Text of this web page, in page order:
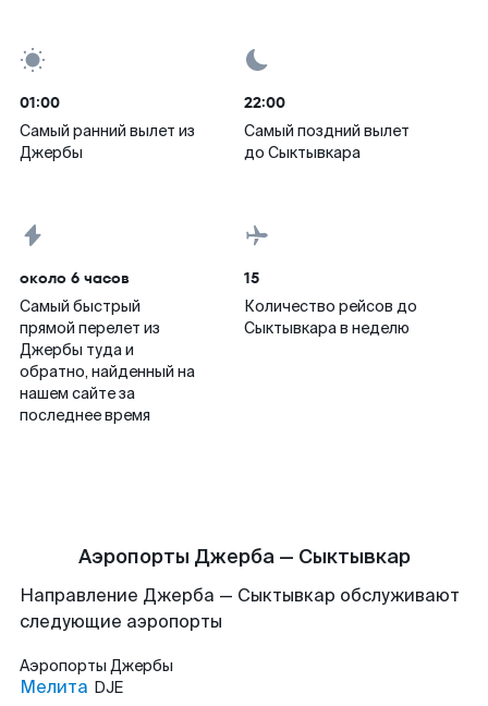
01:00
Самый ранний вылет из
Джербы
22:00
Самый поздний вылет
до Сыктывкара
около 6 часов
Самый быстрый
прямой перелет из
Джербы туда и
обратно, найденный на
нашем сайте за
последнее время
15
Количество рейсов до
Сыктывкара в неделю
Аэропорты Джерба — Сыктывкар
Направление Джерба — Сыктывкар обслуживают
следующие аэропорты
Аэропорты Джербы
Мелита DJE